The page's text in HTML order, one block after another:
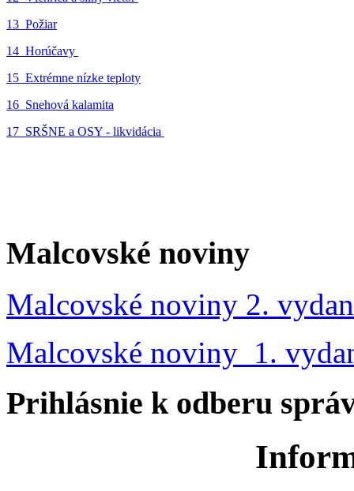
13_Požiar
14_Horúčavy
15_Extrémne nízke teploty
16_Snehová kalamita
17_SRŠNE a OSY - likvidácia
Malcovské noviny
Malcovské noviny 2.
Malcovské noviny 1.
Prihlásnie k odberu